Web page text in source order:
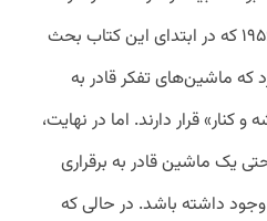
برای مثال، در کنفرانس آغازین ۱۹۵۶ که در ابتدای این کتاب بحث
ماشین‌های تفکر قادر به
قرار دارند. اما در نهایت،
یک ماشین قادر به برقراری
داشته باشد. در حالی که